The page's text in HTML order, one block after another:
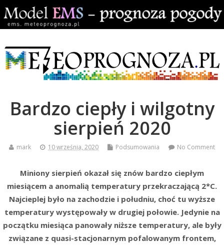
Bardzo ciepły i wilgotny
sierpień 2020
mark 10 września, 2020 Podsumowania No Comment
Miniony sierpień okazał się znów bardzo ciepłym
miesiącem a anomalią temperatury przekraczającą 2*C.
Najcieplej było na zachodzie i południu, choć tu wyższe
temperatury występowały w drugiej połowie. Jedynie na
początku miesiąca panowały niższe temperatury, ale były
związane z quasi-stacjonarnym pofalowanym frontem,